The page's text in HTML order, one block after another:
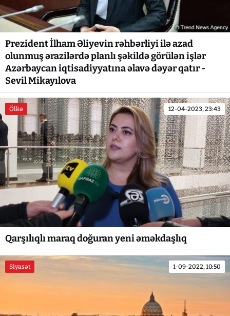
Prezident İlham Əliyevin rəhbərliyi ilə azad
olunmuş ərazilərdə planlı şəkildə görülən işlər
Azərbaycan iqtisadiyyatına əlavə dəyər qatır -
Sevil Mikayılova
Ölkə 12-04-2023, 23:43
Qarşılıqlı maraq doğuran yeni əməkdaşlıq
Siyasət 1-09-2022, 10:50